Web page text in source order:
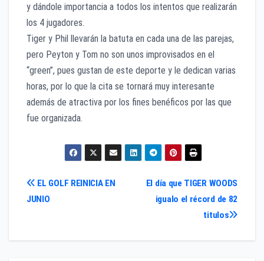
y dándole importancia a todos los intentos que realizarán
los 4 jugadores.
Tiger y Phil llevarán la batuta en cada una de las parejas,
pero Peyton y Tom no son unos improvisados en el
“green”, pues gustan de este deporte y le dedican varias
horas, por lo que la cita se tornará muy interesante
además de atractiva por los fines benéficos por las que
fue organizada.
Navegación
entradas
El día que TIGER WOODS
igualo el récord de 82
titulos
EL GOLF REINICIA EN
JUNIO